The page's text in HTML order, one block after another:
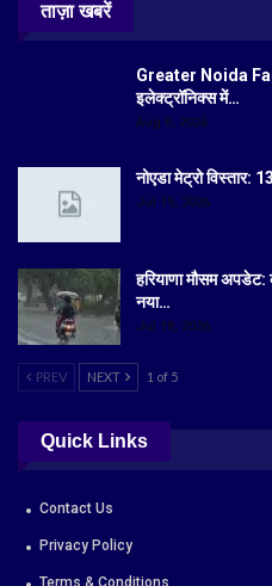
ताज़ा खबरें
Greater Noida
इलेक्ट्रॉनिक्स में…
Aug 6, 2026
नोएडा मेट्रो
Jul 19, 2026
हरियाणा मौसम अपडेट:
नया…
Jul 18, 2026
PREV NEXT 1 of 5
Quick Links
Contact Us
Privacy Policy
Terms & Conditions